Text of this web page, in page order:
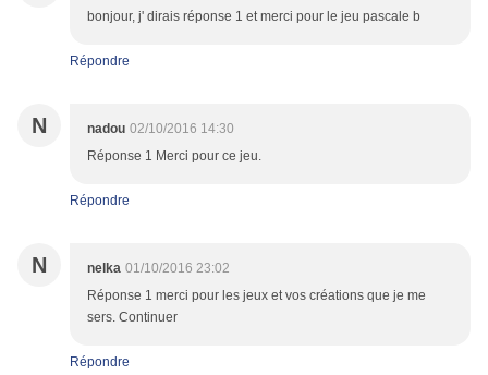
bonjour, j' dirais réponse 1 et merci pour le jeu pascale b
Répondre
N nadou 02/10/2016 14:30
Réponse 1 Merci pour ce jeu.
Répondre
N nelka 01/10/2016 23:02
Réponse 1 merci pour les jeux et vos créations que je me
sers. Continuer
Répondre